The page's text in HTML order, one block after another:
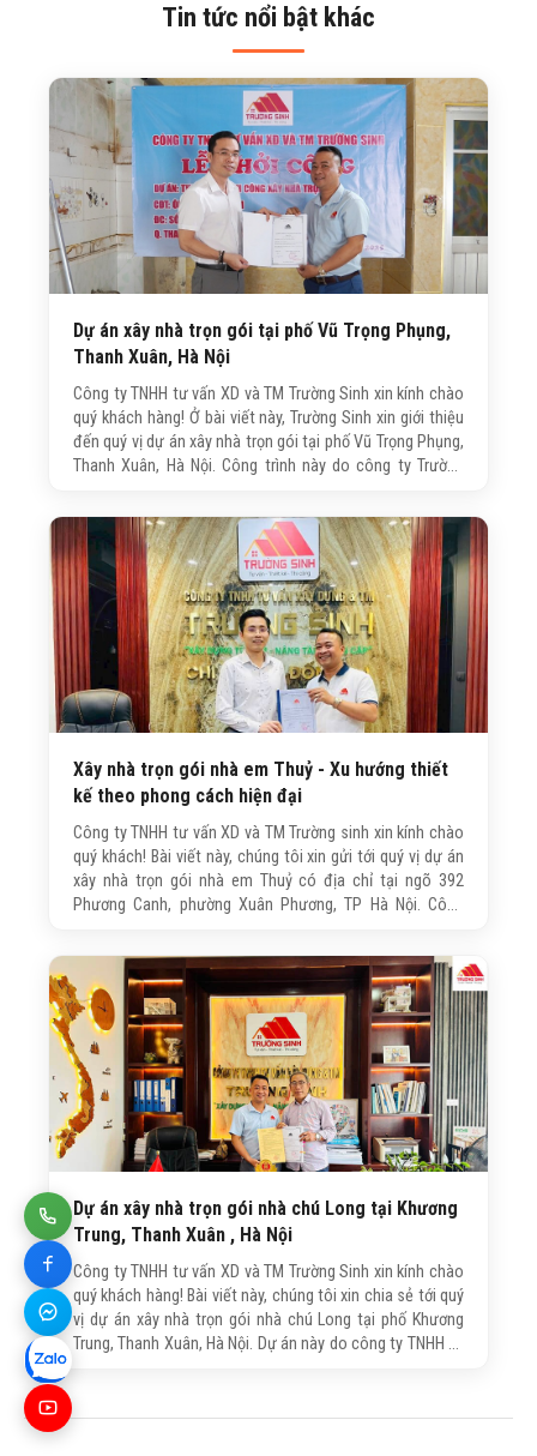
Tin tức nổi bật khác
Dự án xây nhà trọn gói tại phố Vũ Trọng Phụng,
Thanh Xuân, Hà Nội
Công ty TNHH tư vấn XD và TM Trường Sinh xin kính chào
quý khách hàng! Ở bài viết này, Trường Sinh xin giới thiệu
đến quý vị dự án xây nhà trọn gói tại phố Vũ Trọng Phụng,
Thanh Xuân, Hà Nội. Công trình này do công ty Trường
tầng 1tum.
Xây nhà trọn gói nhà em Thuỷ - Xu hướng thiết
kế theo phong cách hiện đại
Công ty TNHH tư vấn XD và TM Trường sinh xin kính chào
quý khách! Bài viết này, chúng tôi xin gửi tới quý vị dự án
xây nhà trọn gói nhà em Thuỷ có địa chỉ tại ngõ 392
Phương Canh, phường Xuân Phương, TP Hà Nội. Công
và thi công xây nhà trọn gói với quy mô 6...
Dự án xây nhà trọn gói nhà chú Long tại Khương
Trung, Thanh Xuân , Hà Nội
Công ty TNHH tư vấn XD và TM Trường Sinh xin kính chào
quý khách hàng! Bài viết này, chúng tôi xin chia sẻ tới quý
vị dự án xây nhà trọn gói nhà chú Long tại phố Khương
Trung, Thanh Xuân, Hà Nội. Dự án này do công ty TNHH tư